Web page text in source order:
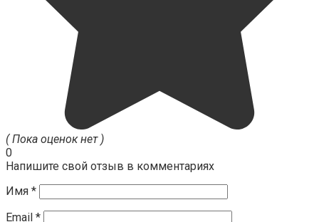
( Пока оценок нет )
0
Напишите свой отзыв в комментариях
Имя *
Email *